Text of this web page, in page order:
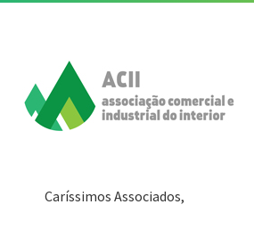
Caríssimos Associados,